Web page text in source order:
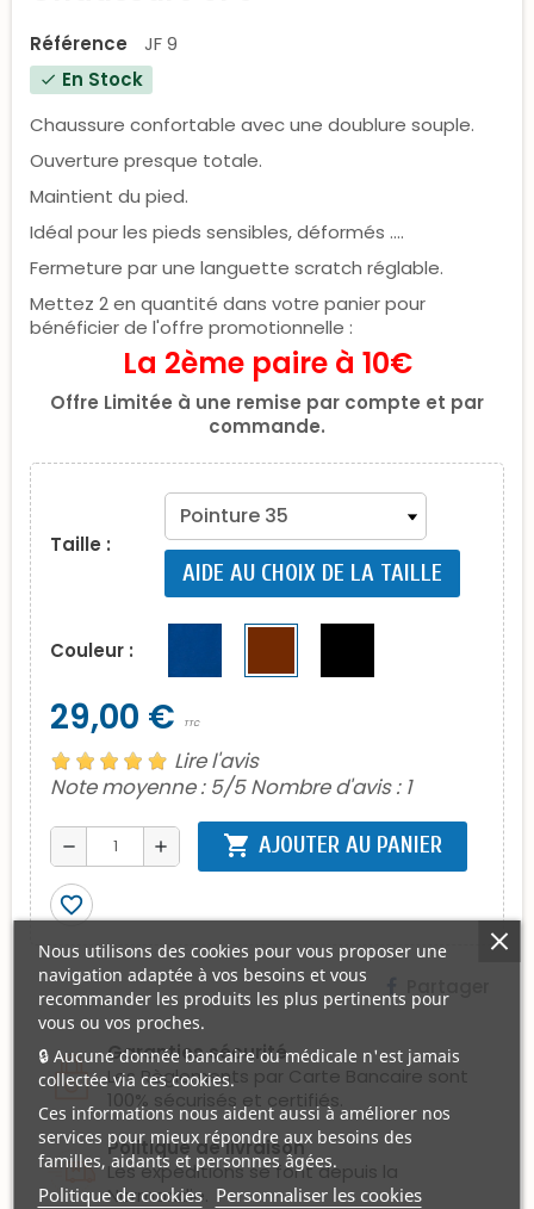
Référence JF 9
check En Stock
Chaussure confortable avec une doublure souple.
Ouverture presque totale.
Maintient du pied.
Idéal pour les pieds sensibles, déformés ....
Fermeture par une languette scratch réglable.
Mettez 2 en quantité dans votre panier pour
bénéficier de l'offre promotionnelle :
La 2ème paire à 10€
Offre Limitée à une remise par compte et par
commande.
Taille :
AIDE AU CHOIX DE LA TAILLE
Couleur :
29,00 € TTC
Lire l'avis
Note moyenne : 5/5 Nombre d'avis : 1
remove add shopping_cart AJOUTER AU PANIER
favorite_border
Garanties sécurité
Les Règlements par Carte Bancaire sont
100% sécurisés et certifiés.
Politique de livraison
Les expéditions se font depuis la
Normandie.
Nous utilisons des cookies pour vous proposer une
navigation adaptée à vos besoins et vous
recommander les produits les plus pertinents pour
vous ou vos proches.
🔒 Aucune donnée bancaire ou médicale n'est jamais
collectée via ces cookies.
Ces informations nous aident aussi à améliorer nos
services pour mieux répondre aux besoins des
familles, aidants et personnes âgées.
Politique de cookies Personnaliser les cookies